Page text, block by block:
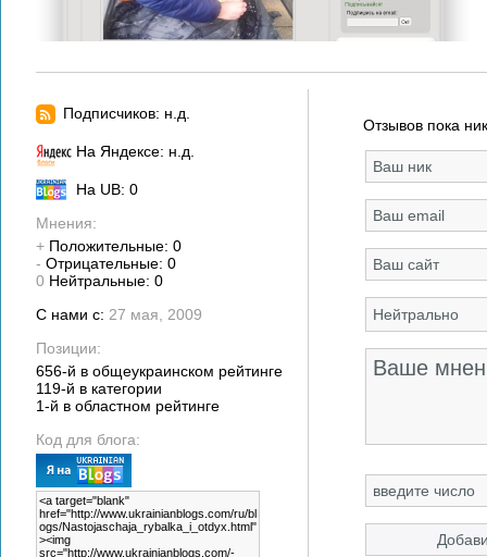
Подписчиков: н.д.
На Яндексе: н.д.
На UB: 0
Мнения:
+ Положительные: 0
- Отрицательные: 0
0 Нейтральные: 0
С нами с: 27 мая, 2009
Позиции:
656-й в общеукраинском рейтинге
119-й в категории
1-й в областном рейтинге
Код для блога:
Отзывов пока